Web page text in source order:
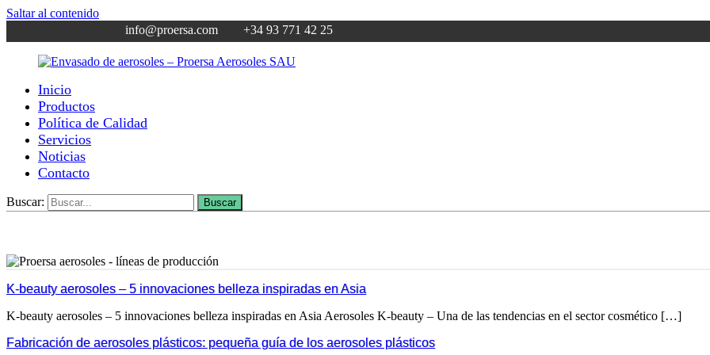
Saltar al contenido
info@proersa.com +34 93 771 42 25
Envasado
aerosoles
Proersa
Aerosoles
Fabricante
aerosoles
desde
1969
Inicio
Productos
Política de Calidad
Servicios
Noticias
Contacto
Buscar: Buscar
K-beauty aerosoles – 5 innovaciones belleza inspiradas en Asia
K-beauty aerosoles – 5 innovaciones belleza inspiradas en Asia Aerosoles K-beauty – Una de las tendencias en el sector cosmético […]
Fabricación de aerosoles plásticos: pequeña guía de los aerosoles plásticos